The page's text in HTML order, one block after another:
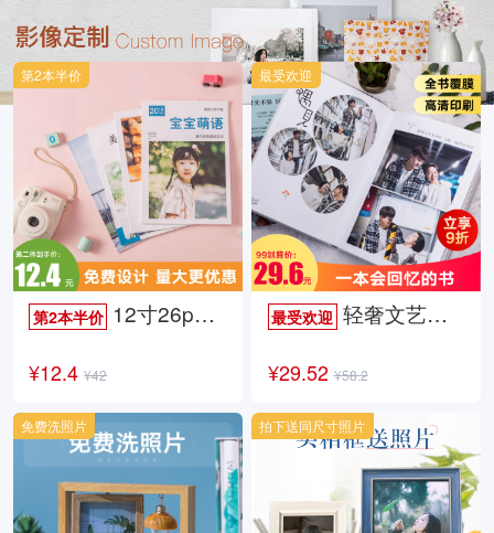
第2本半价 12寸26p时尚杂志册
¥12.4 ¥42
第2本半价
最受欢迎 轻奢文艺照片书
¥29.52 ¥58.2
最受欢迎
免费洗照片 拍下送同尺寸照片